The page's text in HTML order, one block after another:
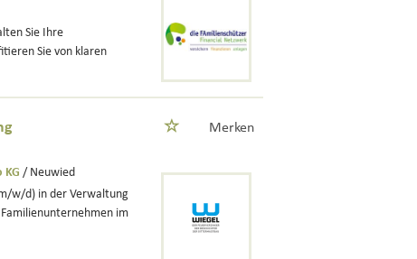
Sie Ihre
Sie von klaren
Merken
KG / Neuwied
w/d) in der Verwaltung
im